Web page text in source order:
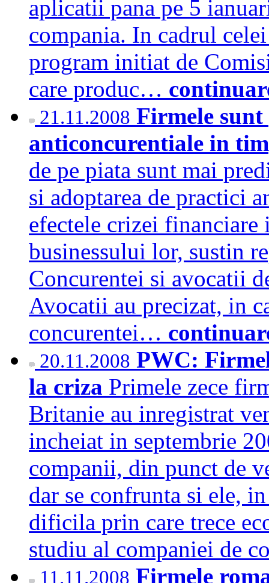
aplicatii pana pe 5
compania. In cadrul
program initiat de
care produc…
21.11.2008 Firmele
anticoncurentiale in
de pe piata sunt mai
si adoptarea de practici
efectele crizei financiare
businessului lor, sustin
Concurentei si avocatii
Avocatii au precizat, in
concurentei…
20.11.2008 PWC:
la criza Primele zece
Britanie au inregistrat
incheiat in septembrie
companii, din punct de
dar se confrunta si ele,
dificila prin care trece
studiu al companiei de
11.11.2008 Firmele